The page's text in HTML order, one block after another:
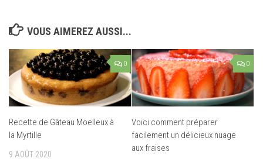
VOUS AIMEREZ AUSSI...
0
Recette de Gâteau Moelleux à
la Myrtille
9 AOÛT 2020
0
Voici comment préparer
facilement un délicieux nuage
aux fraises